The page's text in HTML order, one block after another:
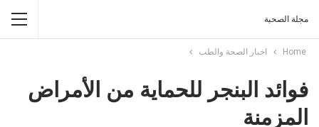
مجلة الصحبة
Home اخبار الصحة والطب
فوائد البنجر للحماية من الأمراض
المزمنة